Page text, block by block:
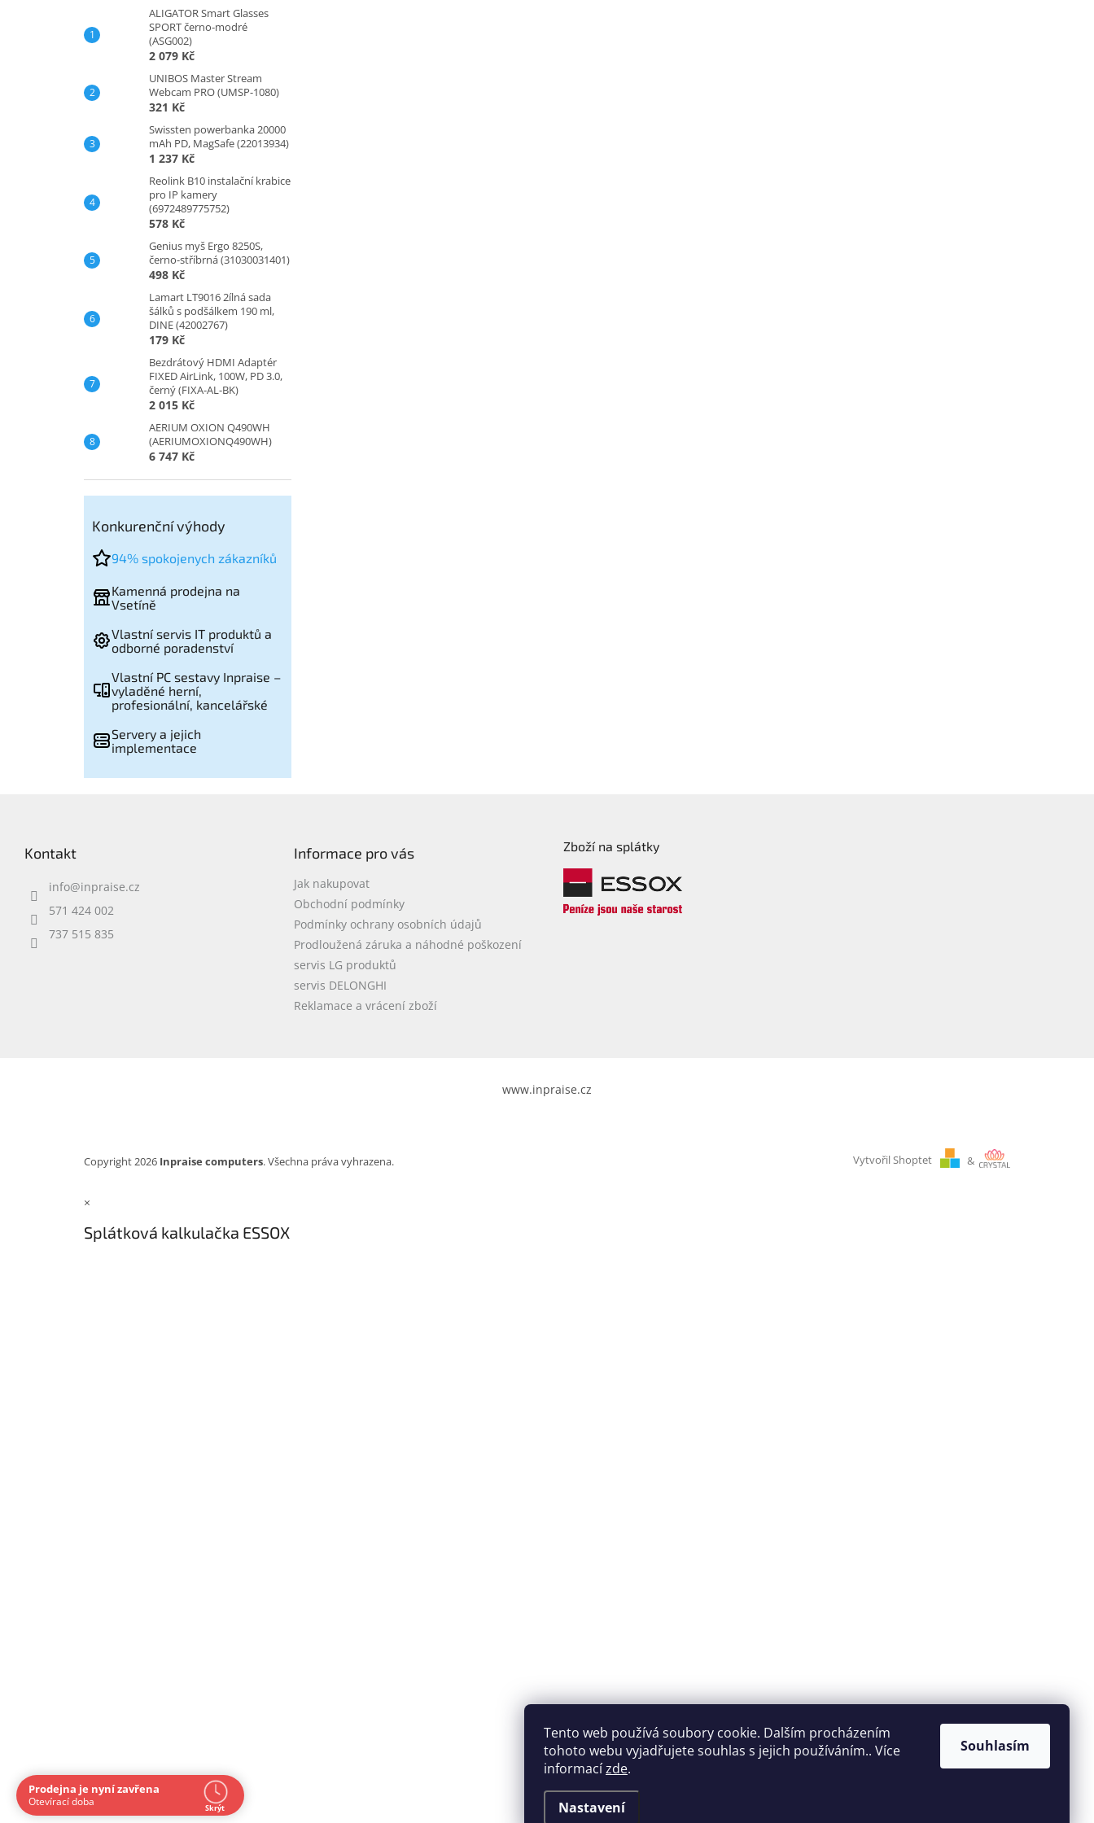
Tento web používá soubory cookie. Dalším procházením
tohoto webu vyjadřujete souhlas s jejich používáním.. Více
informacízde.
Nastavení
Souhlasím
ALIGATOR Smart Glasses
SPORT černo-modré
(ASG002)
2 079 Kč
UNIBOS Master Stream
Webcam PRO (UMSP-1080)
321 Kč
Swissten powerbanka 20000
mAh PD, MagSafe (22013934)
1 237 Kč
Reolink B10 instalační krabice
pro IP kamery
(6972489775752)
578 Kč
Genius myš Ergo 8250S,
černo-stříbrná (31030031401)
498 Kč
Lamart LT9016 2ílná sada
šálků s podšálkem 190 ml,
DINE (42002767)
179 Kč
Bezdrátový HDMI Adaptér
FIXED AirLink, 100W, PD 3.0,
černý (FIXA-AL-BK)
2 015 Kč
AERIUM OXION Q490WH
(AERIUMOXIONQ490WH)
6 747 Kč
Konkurenční výhody
94% spokojenych zákazníků
Kamenná prodejna na
Vsetíně
Vlastní servis IT produktů a
odborné poradenství
Vlastní PC sestavy Inpraise –
vyladěné herní,
profesionální, kancelářské
Servery a jejich
implementace
Kontakt
info@inpraise.cz
571 424 002
737 515 835
Informace pro vás
Jak nakupovat
Obchodní podmínky
Podmínky ochrany osobních údajů
Prodloužená záruka a náhodné poškození
servis LG produktů
servis DELONGHI
Reklamace a vrácení zboží
Zboží na splátky
www.inpraise.cz
Vytvořil Shoptet &
Copyright 2026 Inpraise computers. Všechna práva vyhrazena.
×
Splátková kalkulačka ESSOX
Prodejna je nyní zavřena
Otevírací doba
Skrýt
Navštivte nás osobně
Čas